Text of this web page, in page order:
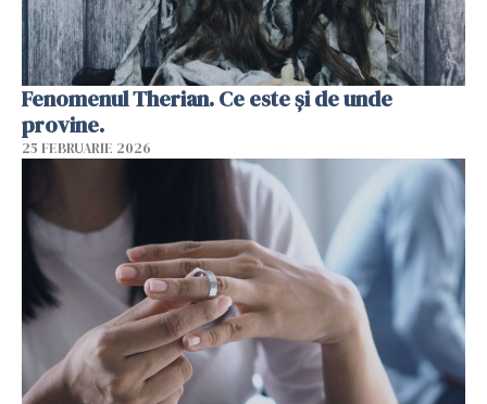
Fenomenul Therian. Ce este și de unde
provine.
25 FEBRUARIE 2026